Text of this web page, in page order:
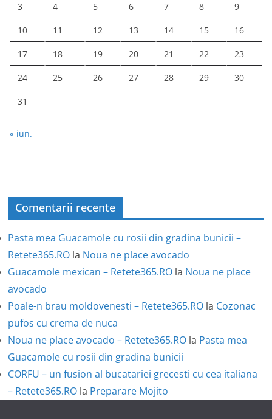
3 4 5 6 7 8 9
10 11 12 13 14 15 16
17 18 19 20 21 22 23
24 25 26 27 28 29 30
31
« iun.
Comentarii recente
Pasta mea Guacamole cu rosii din gradina bunicii –
Retete365.RO la Noua ne place avocado
Guacamole mexican – Retete365.RO la Noua ne place
avocado
Poale-n brau moldovenesti – Retete365.RO la Cozonac
pufos cu crema de nuca
Noua ne place avocado – Retete365.RO la Pasta mea
Guacamole cu rosii din gradina bunicii
CORFU – un fusion al bucatariei grecesti cu cea italiana
– Retete365.RO la Preparare Mojito